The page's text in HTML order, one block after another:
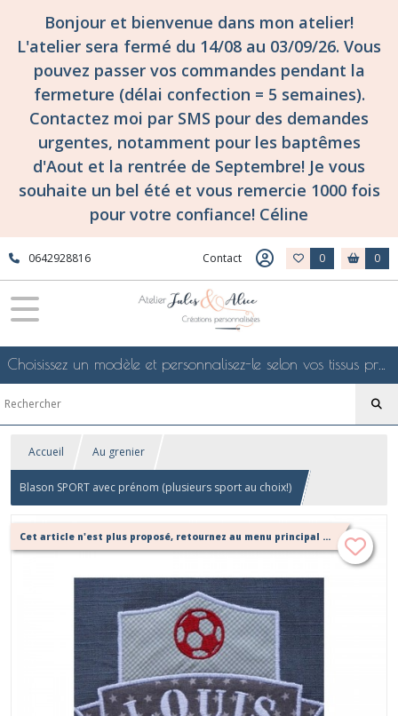
Bonjour et bienvenue dans mon atelier!
L'atelier sera fermé du 14/08 au 03/09/26. Vous
pouvez passer vos commandes pendant la
fermeture (délai confection = 5 semaines).
Contactez moi par SMS pour des demandes
urgentes, notamment pour les baptêmes
d'Aout et la rentrée de Septembre! Je vous
souhaite un bel été et vous remercie 1000 fois
pour votre confiance! Céline
0642928816 Contact 0 0
Choisissez un modèle et personnalisez-le selon vos tissus préférés de mes collections en ligne, je le confectionnerai selon vos souhaits
Accueil Au grenier
Blason SPORT avec prénom (plusieurs sport au choix!)
Cet article n'est plus proposé, retournez au menu principal ou contactez moi!